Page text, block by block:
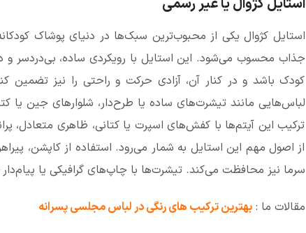
استایل کژوال یا غیر رسمی
استایل کژوال یکی از محبوب‌ترین سبک‌ها در دنیای پوشاک
جذاب محسوب می‌شود. این استایل با رویکردی ساده، بی‌دردسر
کودک باشد و در کنار آن، آزادی حرکت و راحتی را نیز تضمین
لباس‌هایی مانند تیشرت‌های ساده یا طرح‌دار، شلوارهای جین
ترکیب این آیتم‌ها با کفش‌های اسپرت یا کتانی، ظاهری متعادل،
از اصول مهم این استایل به شمار می‌رود. استفاده از کاپشن،
سرما نیز محافظت می‌کند. تیشرت‌ها با چاپ‌های گرافیکی یا
مقالات ما :بهترین ترکیب‌ های رنگی در لباس مجلسی پسرانه